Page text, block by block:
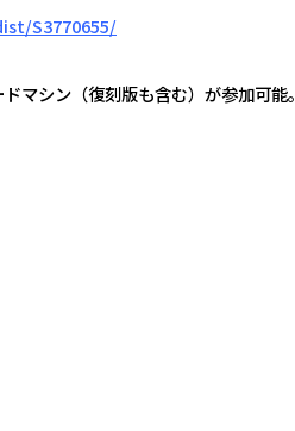
S3770655/
マシン（復刻版も含む）が参加可能。